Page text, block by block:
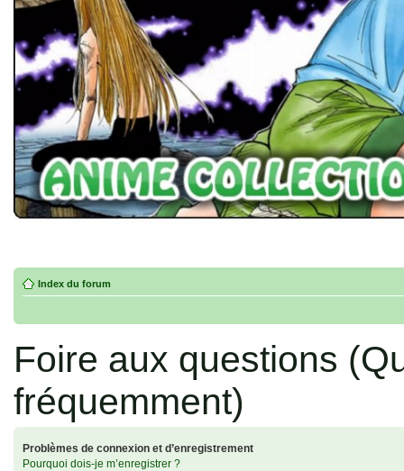
Index du forum
Foire aux questions
fréquemment)
Problèmes de connexion et d’enregistrement
Pourquoi dois-je m’enregistrer ?